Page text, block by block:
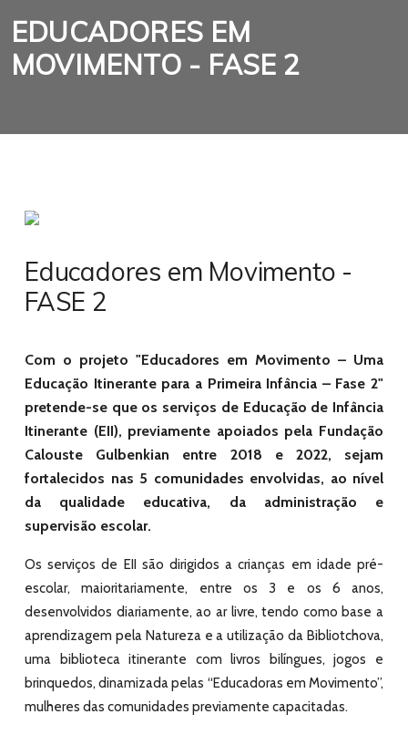
EDUCADORES EM
MOVIMENTO - FASE 2
Educadores em Movimento -
FASE 2
Com o projeto "Educadores em Movimento – Uma
Educação Itinerante para a Primeira Infância – Fase 2"
pretende-se que os serviços de Educação de Infância
Itinerante (EII), previamente apoiados pela Fundação
Calouste Gulbenkian entre 2018 e 2022, sejam
fortalecidos nas 5 comunidades envolvidas, ao nível
da qualidade educativa, da administração e
supervisão escolar.
Os serviços de EII são dirigidos a crianças em idade pré-
escolar, maioritariamente, entre os 3 e os 6 anos,
desenvolvidos diariamente, ao ar livre, tendo como base a
aprendizagem pela Natureza e a utilização da Bibliotchova,
uma biblioteca itinerante com livros bilíngues, jogos e
brinquedos, dinamizada pelas “Educadoras em Movimento”,
mulheres das comunidades previamente capacitadas.